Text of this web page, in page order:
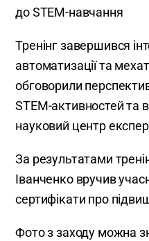
до STEM-навчання
Тренінг завершився
автоматизації та
обговорили
STEM-активностей та
науковий центр
За результатами
Іванченко вручив
сертифікати про
Фото з заходу можна